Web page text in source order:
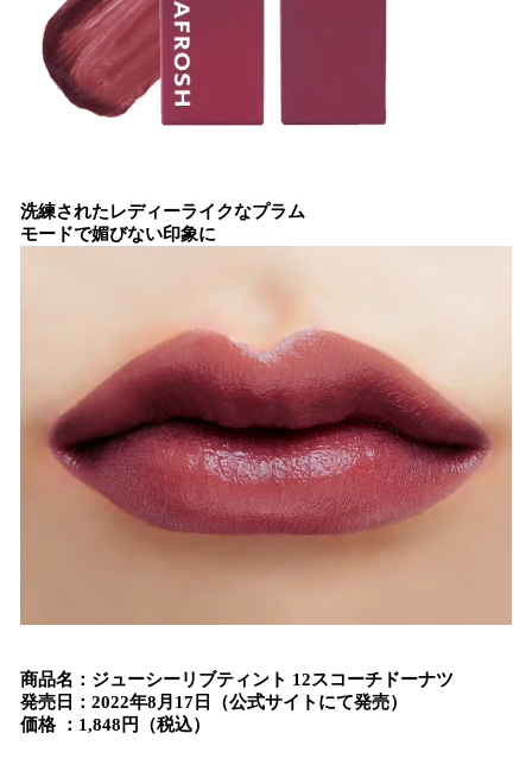
洗練されたレディーライクなプラム
モードで媚びない印象に
商品名：ジューシーリブティント 12スコーチドーナツ
発売日：2022年8月17日（公式サイトにて発売）
価格 ：1,848円（税込）